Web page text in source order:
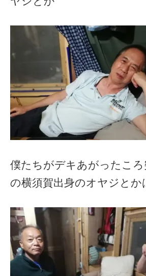
僕たちがデキあがったころ
の横須賀出身のオヤジとか